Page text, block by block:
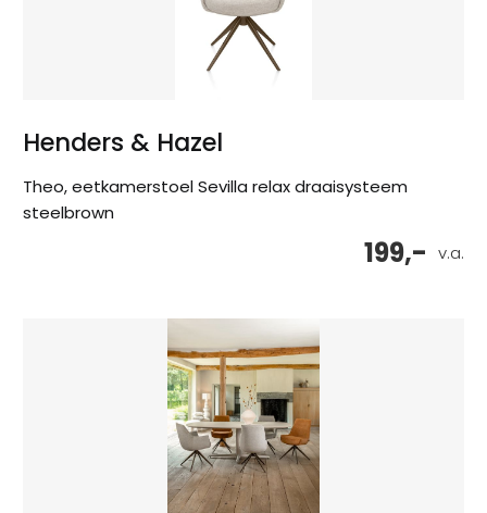
Henders & Hazel
Theo, eetkamerstoel Sevilla relax draaisysteem
steelbrown
v.a.
199,-